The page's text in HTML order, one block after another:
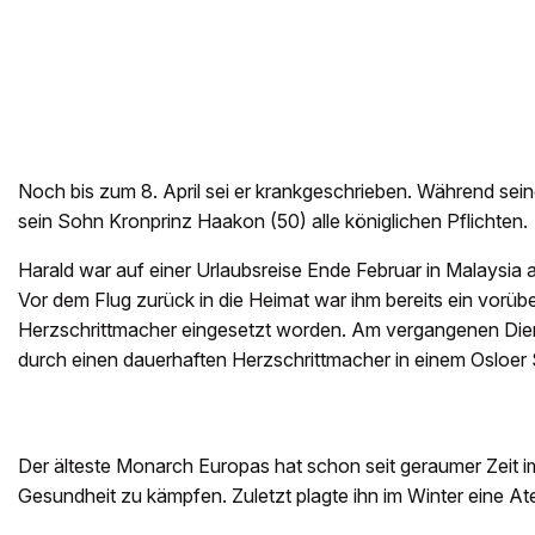
Noch bis zum 8. April sei er krankgeschrieben. Während
sein Sohn Kronprinz Haakon (50) alle königlichen Pflichten.
Harald war auf einer Urlaubsreise Ende Februar in Malaysia
Vor dem Flug zurück in die Heimat war ihm bereits ein
Herzschrittmacher eingesetzt worden. Am vergangenen
durch einen dauerhaften Herzschrittmacher in einem Osloer
Der älteste Monarch Europas hat schon seit geraumer Zeit
Gesundheit zu kämpfen. Zuletzt plagte ihn im Winter eine